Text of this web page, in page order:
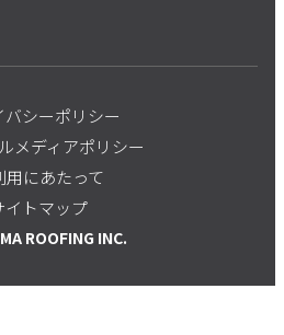
バシーポリシー
メディアポリシー
用にあたって
イトマップ
ROOFING INC.